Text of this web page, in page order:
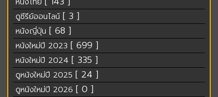
ดูซีรีย์ออนไลน์ [ 3 ]
หนังญี่ปุ่น [ 68 ]
หนังใหม่ปี 2023 [ 699 ]
หนังใหม่ปี 2024 [ 335 ]
ดูหนังใหม่ปี 2025 [ 24 ]
ดูหนังใหม่ปี 2026 [ 0 ]